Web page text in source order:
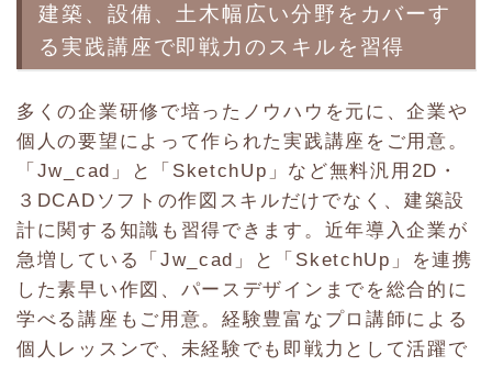
建築、設備、土木幅広い分野をカバーす
る実践講座で即戦力のスキルを習得
多くの企業研修で培ったノウハウを元に、企業や
個人の要望によって作られた実践講座をご用意。
「Jw_cad」と「SketchUp」など無料汎用2D・
３DCADソフトの作図スキルだけでなく、建築設
計に関する知識も習得できます。近年導入企業が
急増している「Jw_cad」と「SketchUp」を連携
した素早い作図、パースデザインまでを総合的に
学べる講座もご用意。経験豊富なプロ講師による
個人レッスンで、未経験でも即戦力として活躍で